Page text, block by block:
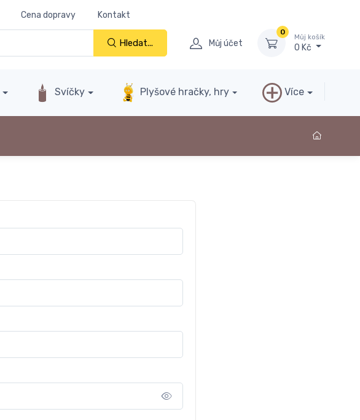
Cena dopravy Kontakt
Hledat... Můj účet
0
Můj košík
0 Kč
Svíčky Plyšové hračky, hry Více